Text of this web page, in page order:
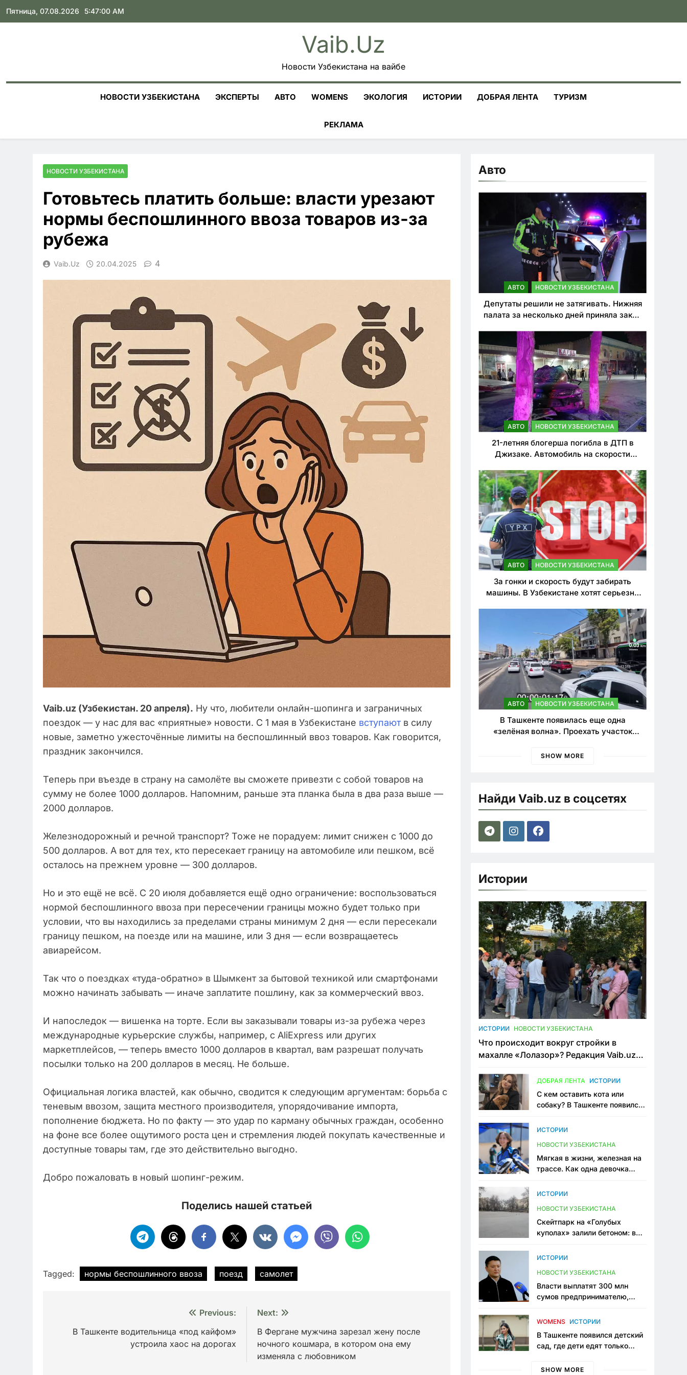
Skip
Пятница, 07.08.2026 5:47:01 AM
Vaib.uz
Новости Узбекистана на вайбе
НОВОСТИ УЗБЕКИСТАНА ЭКСПЕРТЫ АВТО WOMENS ЭКОЛОГИЯ ИСТОРИИ ДОБРАЯ ЛЕНТА ТУРИЗМ
РЕКЛАМА
НОВОСТИ УЗБЕКИСТАНА
Готовьтесь платить больше: власти урезают
нормы беспошлинного ввоза товаров из-за
рубежа
Vaib.uz 20.04.2025 4
Vaib.uz (Узбекистан. 20 апреля). Ну что, любители онлайн-шопинга и заграничных
поездок — у нас для вас «приятные» новости. С 1 мая в Узбекистане вступаютв силу
новые, заметно ужесточённые лимиты на беспошлинный ввоз товаров. Как говорится,
праздник закончился.
Теперь при въезде в страну на самолёте вы сможете привезти с собой товаров на
сумму не более 1000 долларов. Напомним, раньше эта планка была в два раза выше —
2000 долларов.
Железнодорожный и речной транспорт? Тоже не порадуем: лимит снижен с 1000 до
500 долларов. А вот для тех, кто пересекает границу на автомобиле или пешком, всё
осталось на прежнем уровне — 300 долларов.
Но и это ещё не всё. С 20 июля добавляется ещё одно ограничение: воспользоваться
нормой беспошлинного ввоза при пересечении границы можно будет только при
условии, что вы находились за пределами страны минимум 2 дня — если пересекали
границу пешком, на поезде или на машине, или 3 дня — если возвращаетесь
авиарейсом.
Так что о поездках «туда-обратно» в Шымкент за бытовой техникой или смартфонами
можно начинать забывать — иначе заплатите пошлину, как за коммерческий ввоз.
И напоследок — вишенка на торте. Если вы заказывали товары из-за рубежа через
международные курьерские службы, например, с AliExpress или других
маркетплейсов, — теперь вместо 1000 долларов в квартал, вам разрешат получать
посылки только на 200 долларов в месяц. Не больше.
Официальная логика властей, как обычно, сводится к следующим аргументам: борьба с
теневым ввозом, защита местного производителя, упорядочивание импорта,
пополнение бюджета. Но по факту — это удар по карману обычных граждан, особенно
на фоне все более ощутимого роста цен и стремления людей покупать качественные и
доступные товары там, где это действительно выгодно.
Добро пожаловать в новый шопинг-режим.
Поделись нашей статьей
Tagged: нормы беспошлинного ввоза поезд самолет
Previous:
В Ташкенте водительница «под кайфом»
устроила хаос на дорогах
Next:
В Фергане мужчина зарезал жену после
ночного кошмара, в котором она ему
изменяла с любовником
Авто
АВТО НОВОСТИ УЗБЕКИСТАНА
Депутаты решили не затягивать. Нижняя
палата за несколько дней приняла закон
нарушителей ПДД
АВТО НОВОСТИ УЗБЕКИСТАНА
21-летняя блогерша погибла в ДТП в
Джизаке. Автомобиль на скорости
АВТО НОВОСТИ УЗБЕКИСТАНА
За гонки и скорость будут забирать
машины. В Узбекистане хотят серьезно
АВТО НОВОСТИ УЗБЕКИСТАНА
В Ташкенте появилась еще одна
«зелёная волна». Проехать участок
SHOW MORE
Найди Vaib.uz в соцсетях
Истории
ИСТОРИИ НОВОСТИ УЗБЕКИСТАНА
Что происходит вокруг стройки в
махалле «Лолазор»? Редакция Vaib.uz
конфликта
ДОБРАЯ ЛЕНТА ИСТОРИИ
С кем оставить кота или
собаку? В Ташкенте появился
ИСТОРИИ
НОВОСТИ УЗБЕКИСТАНА
Мягкая в жизни, железная на
трассе. Как одна девочка
Узбекистане
ИСТОРИИ
НОВОСТИ УЗБЕКИСТАНА
Скейтпарк на «Голубых
куполах» залили бетоном: в
одно общественное
ИСТОРИИ
НОВОСТИ УЗБЕКИСТАНА
Власти выплатят 300 млн
сумов предпринимателю,
тюрьме по незаконному
WOMENS ИСТОРИИ
В Ташкенте появился детский
сад, где дети едят только
мама, которая устала просить
SHOW MORE